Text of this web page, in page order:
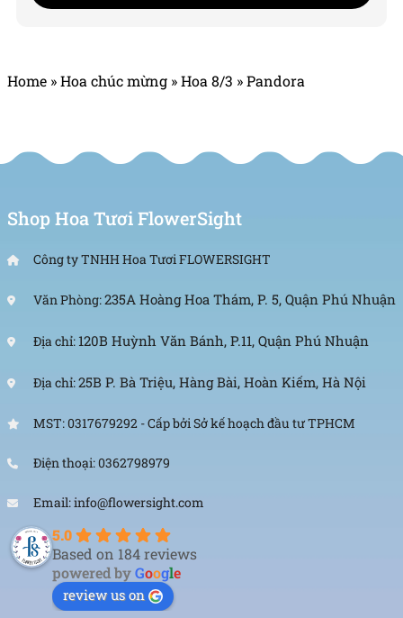
Home »Hoa chúc mừng »Hoa 8/3 »Pandora
Shop Hoa Tươi FlowerSight
Công ty TNHH Hoa Tươi FLOWERSIGHT
Văn Phòng:235A Hoàng Hoa Thám, P. 5, Quận Phú Nhuận
Địa chỉ: 120B Huỳnh Văn Bánh, P.11, Quận Phú Nhuận
Địa chỉ:25B P. Bà Triệu, Hàng Bài, Hoàn Kiếm, Hà Nội
MST: 0317679292 - Cấp bởi Sở kế hoạch đầu tư TPHCM
Điện thoại: 0362798979
Email: info@flowersight.com
5.0
Based on 184 reviews
powered byGoogle
review us on